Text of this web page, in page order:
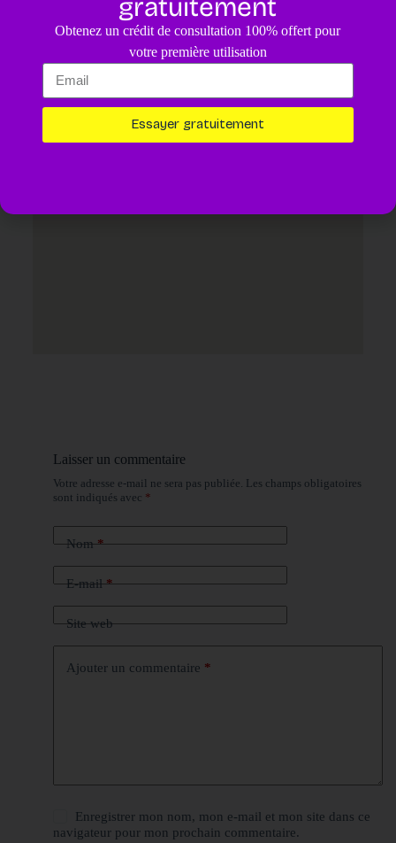
Un diagnostic pour votre animal assisté par IA.
Essayer maintenant
Laisser un commentaire
Votre adresse e-mail ne sera pas publiée. Les champs obligatoires
sont indiqués avec *
Nom*
E-mail*
Site web
Ajouter un commentaire *
Enregistrer mon nom, mon e-mail et mon site dans ce
navigateur pour mon prochain commentaire.
gratuitement
Obtenez un crédit de consultation 100% offert pour
votre première utilisation
Essayer gratuitement